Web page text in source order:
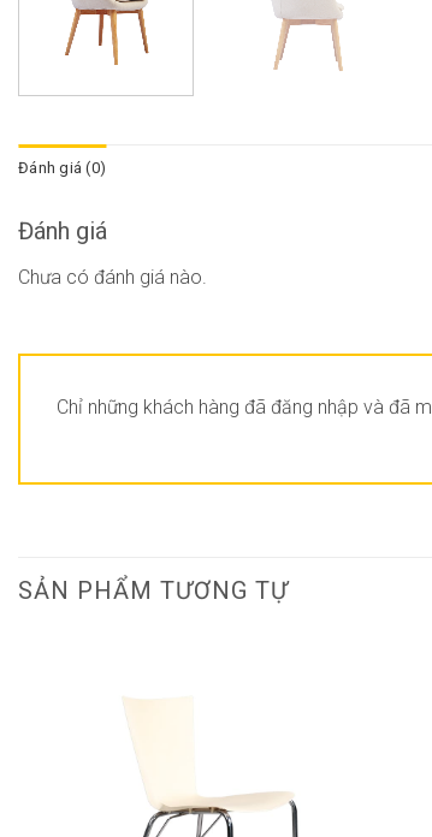
Đánh giá (0)
Đánh giá
Chưa có đánh giá nào.
Chỉ những khách hàng đã đăng nhập và đã
SẢN PHẨM TƯƠNG TỰ